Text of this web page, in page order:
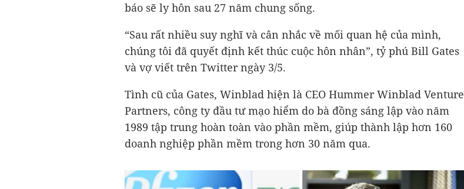
báo sẽ ly hôn sau 27 năm chung sống.
“Sau rất nhiều suy nghĩ và cân nhắc về mối quan hệ của mình,
chúng tôi đã quyết định kết thúc cuộc hôn nhân”, tỷ phú Bill Gates
và vợ viết trên Twitter ngày 3/5.
Tình cũ của Gates, Winblad hiện là CEO Hummer Winblad Venture
Partners, công ty đầu tư mạo hiểm do bà đồng sáng lập vào năm
1989 tập trung hoàn toàn vào phần mềm, giúp thành lập hơn 160
doanh nghiệp phần mềm trong hơn 30 năm qua.